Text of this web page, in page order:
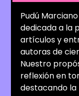
Pudú
dedicada a la
artículos y
autoras de
Nuestro
reflexión en
destacando